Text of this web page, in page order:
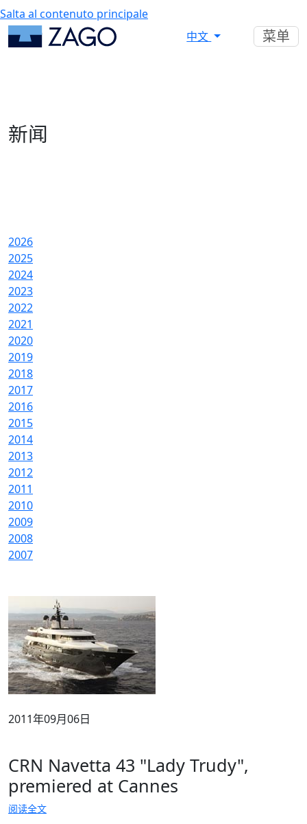
Salta al contenuto principale
中文
菜单
新闻
2026
2025
2024
2023
2022
2021
2020
2019
2018
2017
2016
2015
2014
2013
2012
2011
2010
2009
2008
2007
2011年09月06日
CRN Navetta 43 "Lady Trudy",
premiered at Cannes
阅读全文